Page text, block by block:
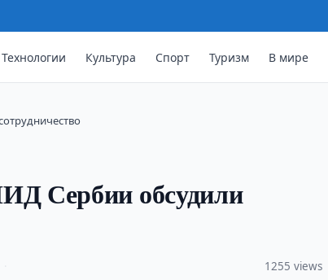
Технологии Культура Спорт Туризм В мире
Сербии обсудили
1255 views